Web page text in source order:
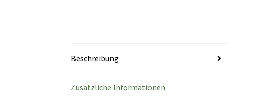
Beschreibung
Zusätzliche Informationen